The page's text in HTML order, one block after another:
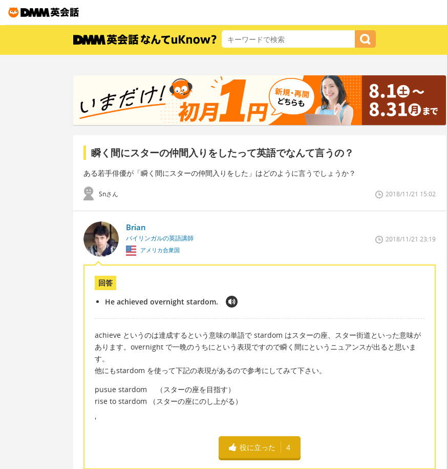
瞬く間にスターの仲間入りをしたって英語でなんて言うの？
ある若手俳優が「瞬く間にスターの仲間入りをした」はどのように言うでしょうか？
Snさん 2018/11/21 15:02
Brian
バイリンガルの英語講師
アメリカ合衆国
2018/11/21 23:19
回答
He achieved overnight stardom.
achieve というのは達成するという意味の単語で stardom はスターの座、スター街道といった意味が
あります。overnight で一晩のうちにという表現ですので瞬く間にというニュアンスが出ると思いま
す。
他にもstardom を使って下記の表現があるので参考にしてみて下さい。
pusue stardom （スターの座を目指す）
rise to stardom （スターの座にのし上がる）
'
役に立った 4